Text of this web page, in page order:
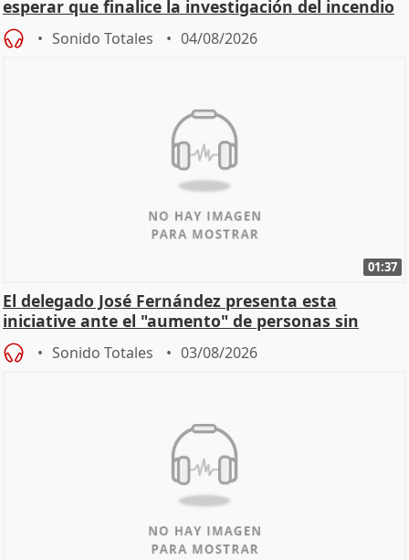
esperar que finalice la investigación del incendio
Sonido Totales 04/08/2026
01:37
El delegado José Fernández presenta esta
iniciative ante el "aumento" de personas sin
hogar en Madri
Sonido Totales 03/08/2026